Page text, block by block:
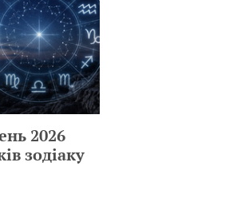
2026
зодіаку